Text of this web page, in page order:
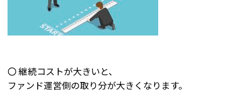
〇 継続コストが大きいと、
ファンド運営側の取り分が大きくなります。